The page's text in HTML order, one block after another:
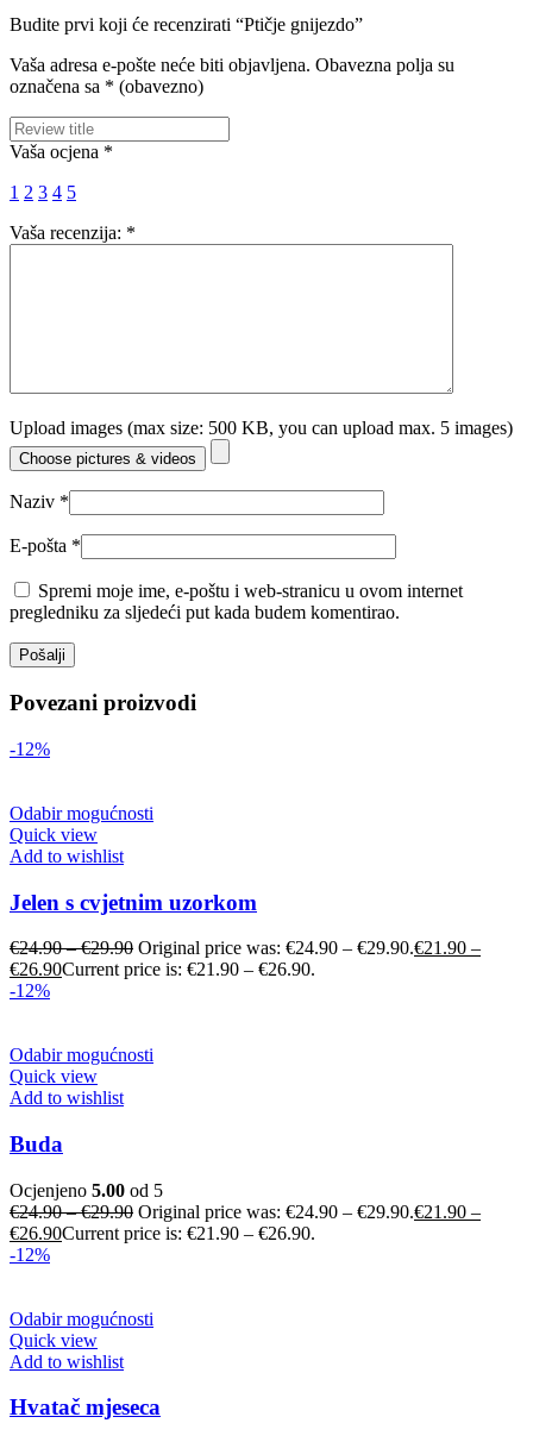
Budite prvi koji će recenzirati “Ptičje gnijezdo”
Vaša adresa e-pošte neće biti objavljena. Obavezna polja su
označena sa * (obavezno)
Vaša ocjena *
1 2 3 4 5
Vaša recenzija: *
Upload images (max size: 500 KB, you can upload max. 5 images)
Choose pictures & videos
Naziv *
E-pošta *
Spremi moje ime, e-poštu i web-stranicu u ovom internet
pregledniku za sljedeći put kada budem komentirao.
Povezani proizvodi
-12%
Odabir mogućnosti
Quick view
Add to wishlist
Jelen s cvjetnim uzorkom
€24.90–€29.90 Original price was: €24.90 – €29.90.€21.90 –
€26.90Current price is: €21.90 – €26.90.
-12%
Odabir mogućnosti
Quick view
Add to wishlist
Buda
Ocjenjeno 5.00 od 5
€24.90–€29.90 Original price was: €24.90 – €29.90.€21.90 –
€26.90Current price is: €21.90 – €26.90.
-12%
Odabir mogućnosti
Quick view
Add to wishlist
Hvatač mjeseca